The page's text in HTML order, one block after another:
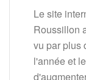
Le site
Roussillon
vu par plus
l'année et